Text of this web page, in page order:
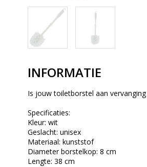
INFORMATIE
Is jouw toiletborstel aan
Specificaties:
Kleur: wit
Geslacht: unisex
Materiaal: kunststof
Diameter borstelkop: 8 cm
Lengte: 38 cm